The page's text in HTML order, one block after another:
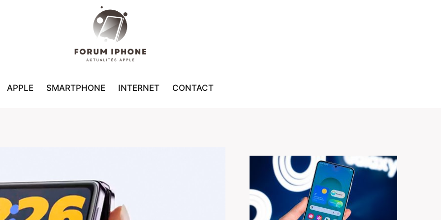
APPLE SMARTPHONE INTERNET CONTACT